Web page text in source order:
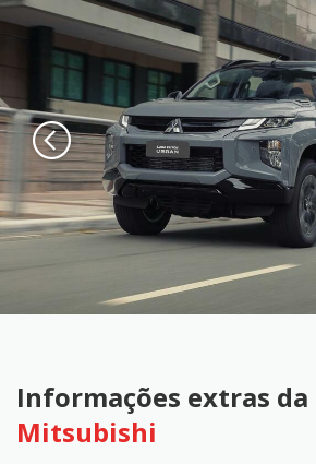
Informações extras da
Mitsubishi